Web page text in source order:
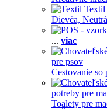
Textil
Dievča,
... viac
pre psov
Cestovanie so
potreby pre
Toalety pre